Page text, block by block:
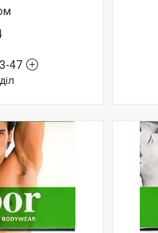
47